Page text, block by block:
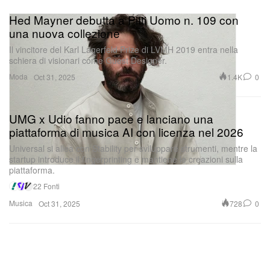
Guarda questo post su Instagram
Moda
Hed Mayner debutta a Pitti Uomo n. 109 con
una nuova collezione
Il vincitore del Karl Lagerfeld Prize di LVMH 2019 entra nella
schiera di visionari come Guest Designer.
Oct 31, 2025 1.4K 0
Musica
UMG x Udio fanno pace e lanciano una
piattaforma di musica AI con licenza nel 2026
Universal si allea con Stability per sviluppare strumenti, mentre la
startup introduce il fingerprinting e mantiene le creazioni sulla
piattaforma.
22 Fonti
Oct 31, 2025
728 0